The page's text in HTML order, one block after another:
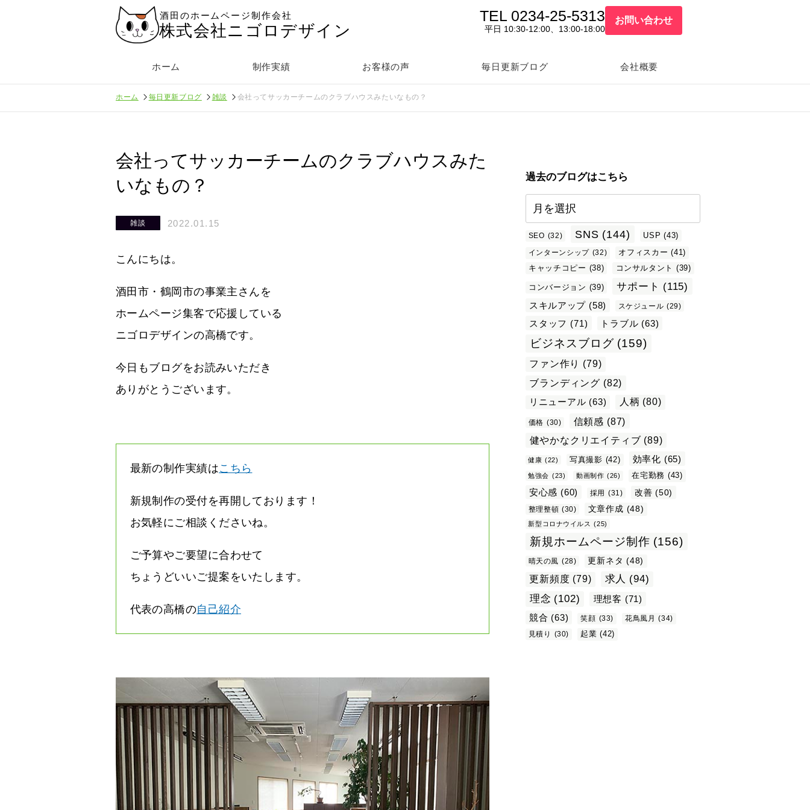
酒田のホームページ制作会社
株式会社ニゴロデザイン
TEL 0234-25-5313
平日 10:30-12:00、13:00-18:00
お問い合わせ
ホーム 制作実績 お客様の声 毎日更新ブログ 会社概要
ホーム 毎日更新ブログ 雑談 会社ってサッカーチームのクラブハウスみたいなもの？
会社ってサッカーチームのクラブハウスみた
いなもの？
雑談 2022.01.15
こんにちは。
酒田市・鶴岡市の事業主さんを
ホームページ集客で応援している
ニゴロデザインの高橋です。
今日もブログをお読みいただき
ありがとうございます。
最新の制作実績はこちら
新規制作の受付を再開しております！
お気軽にご相談くださいね。
ご予算やご要望に合わせて
ちょうどいいご提案をいたします。
代表の高橋の自己紹介
過去のブログはこちら
SEO (32) SNS (144) USP (43)
インターンシップ (32) オフィスカー (41)
キャッチコピー (38) コンサルタント (39)
コンバージョン (39) サポート (115)
スキルアップ (58) スケジュール (29)
スタッフ (71) トラブル (63)
ビジネスブログ (159)
ファン作り
(79)
ブランディング (82)
リニューアル (63) 人柄 (80)
価格 (30) 信頼感 (87)
健やかなクリエイティブ (89)
健康 (22) 写真撮影 (42) 効率化 (65)
勉強会 (23) 動画制作 (26) 在宅勤務 (43)
安心感 (60) 採用 (31) 改善 (50)
整理整頓 (30) 文章作成 (48)
新型コロナウイルス (25)
新規ホームページ制作 (156)
晴天の風 (28) 更新ネタ (48)
更新頻度 (79) 求人 (94)
理念 (102) 理想客 (71)
競合 (63) 笑顔 (33) 花鳥風月 (34)
見積り
(30) 起業 (42)